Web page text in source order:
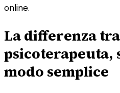
online.
La differenza
psicoterapeuta,
modo semplice